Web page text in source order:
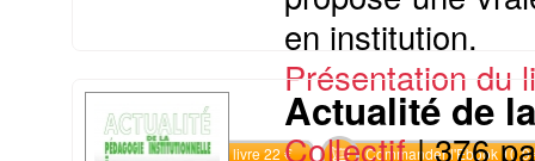
en institution.
Présentation du
Commander le livre 22 € Commander l'Ebook 10.9
Actualité de
Collectif |376